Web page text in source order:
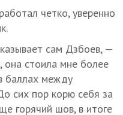
четко, уверенно
сам Дзбоев, —
стоила мне более
баллах между
сих пор корю себя за
горячий шов, в итоге